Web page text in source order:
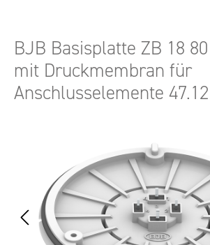
BJB Basisplatte ZB 18
mit Druckmembran für
Anschlusselemente
Bildergalerie überspringen